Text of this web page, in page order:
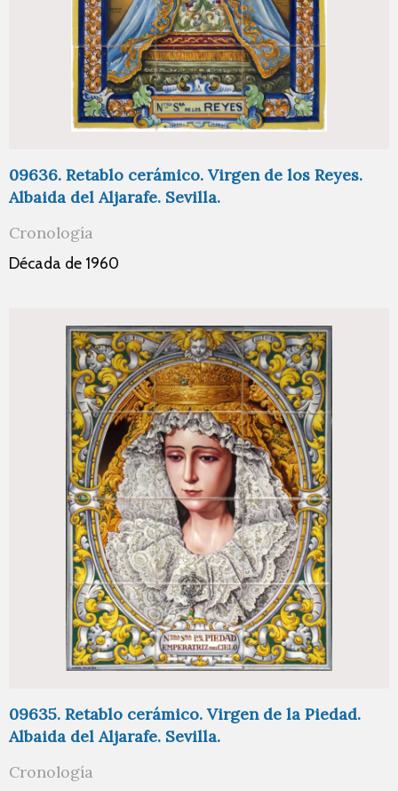
09636. Retablo cerámico. Virgen de los Reyes.
Albaida del Aljarafe. Sevilla.
Cronología
Década de 1960
09635. Retablo cerámico. Virgen de la Piedad.
Albaida del Aljarafe. Sevilla.
Cronología